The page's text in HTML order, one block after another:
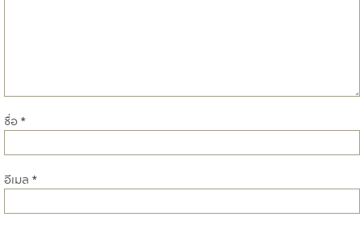
ชื่อ *
อีเมล *